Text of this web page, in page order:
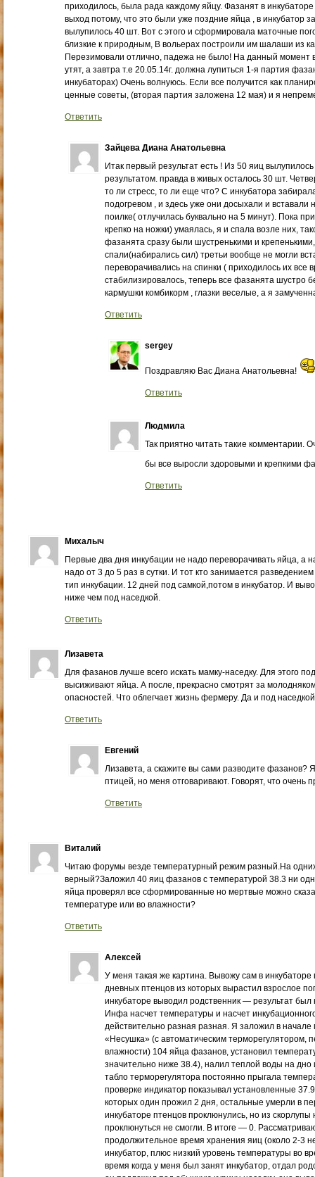
приходилось, была рада каждому яйцу. Фазанят в
выход потому, что это были уже поздние яйца , в инкубатор
вылупилось 40 шт. Вот с этого и сформировала маточные
близкие к природным, В вольерах построили им шалаши из
Перезимовали отлично, падежа не было! На данный момент
утят, а завтра т.е 20.05.14г. должна лупиться 1-я партия
инкубаторах) Очень волнуюсь. Если все получится как
ценные советы, (вторая партия заложена 12 мая) и я
Ответить
Зайцева Диана Анатольевна
Итак первый результат есть ! Из 50 яиц
результатом. правда в живых осталось 30 шт.
то ли стресс, то ли еще что? С инкубатора
подогревом , и здесь уже они досыхали и вставали
поилке( отлучилась буквально на 5 минут). Пока
крепко на ножки) умаялась, я и спала возле них,
фазанята сразу были шустренькими и
спали(набирались сил) третьи вообще не могли
переворачивались на спинки ( приходилось их все
стабилизировалось, теперь все фазанята шустро
кармушки комбикорм , глазки веселые, а я
Ответить
sergey
Поздравляю Вас Диана Анатольевна!
Ответить
Людмила
Так приятно читать такие комментарии.
бы все выросли здоровыми и крепкими
Ответить
Михалыч
Первые два дня инкубации не надо переворачивать яйца, а
надо от 3 до 5 раз в сутки. И тот кто занимается
тип инкубации. 12 дней под самкой,потом в инкубатор. И
ниже чем под наседкой.
Ответить
Лизавета
Для фазанов лучше всего искать мамку-наседку. Для этого
высиживают яйца. А после, прекрасно смотрят за
опасностей. Что облегчает жизнь фермеру. Да и под
Ответить
Евгений
Лизавета, а скажите вы сами разводите фазанов?
птицей, но меня отговаривают. Говорят, что очень
Ответить
Виталий
Читаю форумы везде температурный режим разный.На
верный?Заложил 40 яиц фазанов с температурой 38.3 ни
яйца проверял все сформированные но мертвые можно
температуре или во влажности?
Ответить
Алексей
У меня такая же картина. Вывожу сам в
дневных птенцов из которых вырастил взрослое
инкубаторе выводил родственник — результат
Инфа насчет температуры и насчет
действительно разная разная. Я заложил в начале
«Несушка» (с автоматическим терморегулятором,
влажности) 104 яйца фазанов, установил
значительно ниже 38.4), налил теплой воды на
табло терморегулятора постоянно прыгала
проверке индикатор показывал установленные
которых один прожил 2 дня, остальные умерли в
инкубаторе птенцов проклюнулись, но из
проклюнуться не смогли. В итоге — 0.
продолжительное время хранения яиц (около 2-3
инкубатор, плюс низкий уровень температуры во
время когда у меня был занят инкубатор, отдал